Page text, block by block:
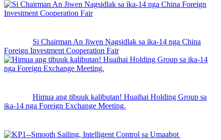
Si Chairman An Jiwen Nagsidlak sa ika-14 nga China
Foreign Investment Cooperation Fair
Himua ang tibuuk kalibutan! Huaihai Holding Group sa
ika-14 nga Foreign Exchange Meeting.